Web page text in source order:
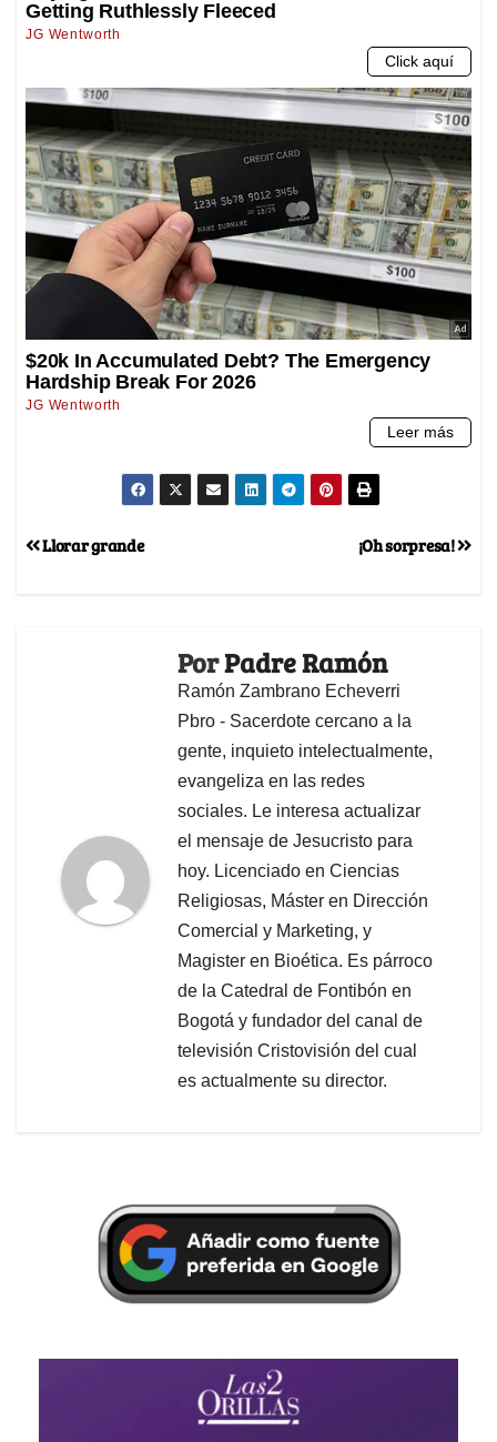
¡Oh sorpresa!
Llorar grande
PorPadre Ramón
Ramón Zambrano Echeverri
Pbro - Sacerdote cercano a la
gente, inquieto intelectualmente,
evangeliza en las redes
sociales. Le interesa actualizar
el mensaje de Jesucristo para
hoy. Licenciado en Ciencias
Religiosas, Máster en Dirección
Comercial y Marketing, y
Magister en Bioética. Es párroco
de la Catedral de Fontibón en
Bogotá y fundador del canal de
televisión Cristovisión del cual
es actualmente su director.